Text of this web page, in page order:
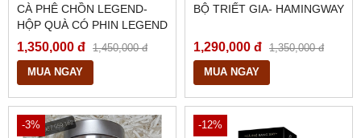
CÀ PHÊ CHỒN LEGEND-
HỘP QUÀ CÓ PHIN LEGEND
1,350,000 đ 1,450,000 đ
MUA NGAY
BỘ TRIẾT GIA- HAMINGWAY
1,290,000 đ 1,350,000 đ
MUA NGAY
-3% -12%